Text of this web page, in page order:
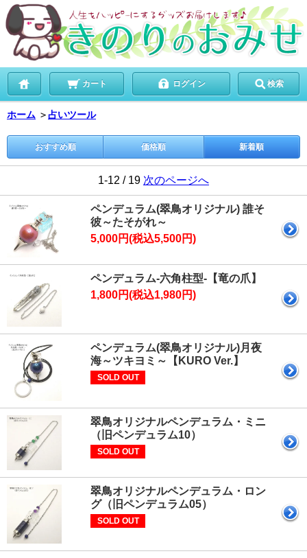
カート ログイン 検索
ホーム ＞占いツール
おすすめ順 価格順 新着順
1-12 / 19 次のページへ
ペンデュラム(翠鳥オリジナル) 誰そ
彼～たそがれ～
5,000円(税込5,500円)
ペンデュラム-六角柱型-【竜の爪】
1,800円(税込1,980円)
ペンデュラム(翠鳥オリジナル)月夜
海～ツキヨミ～【KURO Ver.】
SOLD OUT
翠鳥オリジナルペンデュラム・ミニ
（旧ペンデュラム10）
SOLD OUT
翠鳥オリジナルペンデュラム・ロン
グ（旧ペンデュラム05）
SOLD OUT